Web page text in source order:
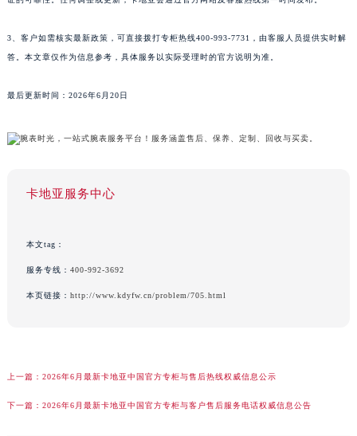
3、客户如需核实最新政策，可直接拨打专柜热线400-993-7731，由客服人员提供实时解
答。本文章仅作为信息参考，具体服务以实际受理时的官方说明为准。
最后更新时间：2026年6月20日
卡地亚服务中心
本文tag：
服务专线： 400-992-3692
本页链接： http://www.kdyfw.cn/problem/705.html
上一篇： 2026年6月最新卡地亚中国官方专柜与售后热线权威信息公示
下一篇： 2026年6月最新卡地亚中国官方专柜与客户售后服务电话权威信息公告